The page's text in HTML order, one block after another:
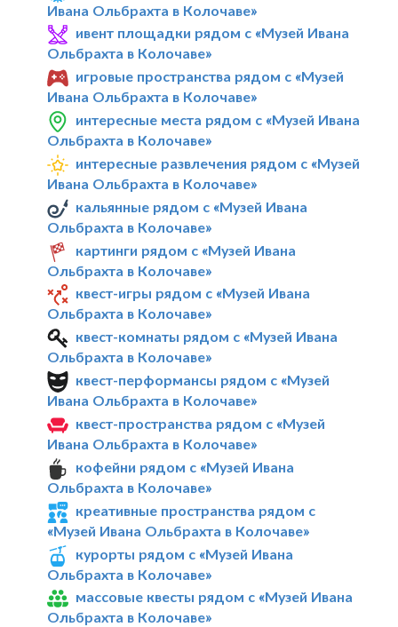
Ивана Ольбрахта в Колочаве»
ивент площадки рядом с «Музей Ивана
Ольбрахта в Колочаве»
игровые пространства рядом с «Музей
Ивана Ольбрахта в Колочаве»
интересные места рядом с «Музей Ивана
Ольбрахта в Колочаве»
интересные развлечения рядом с «Музей
Ивана Ольбрахта в Колочаве»
кальянные рядом с «Музей Ивана
Ольбрахта в Колочаве»
картинги рядом с «Музей Ивана
Ольбрахта в Колочаве»
квест-игры рядом с «Музей Ивана
Ольбрахта в Колочаве»
квест-комнаты рядом с «Музей Ивана
Ольбрахта в Колочаве»
квест-перформансы рядом с «Музей
Ивана Ольбрахта в Колочаве»
квест-пространства рядом с «Музей
Ивана Ольбрахта в Колочаве»
кофейни рядом с «Музей Ивана
Ольбрахта в Колочаве»
креативные пространства рядом с
«Музей Ивана Ольбрахта в Колочаве»
курорты рядом с «Музей Ивана
Ольбрахта в Колочаве»
массовые квесты рядом с «Музей Ивана
Ольбрахта в Колочаве»